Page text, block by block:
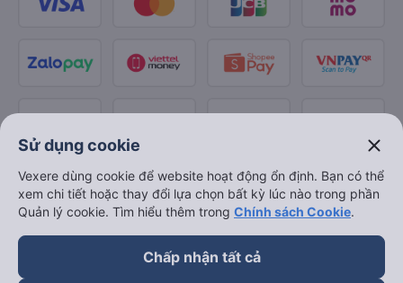
Sử dụng cookie close
Vexere dùng cookie để website hoạt động ổn định. Bạn có thể
xem chi tiết hoặc thay đổi lựa chọn bất kỳ lúc nào trong phần
Quản lý cookie. Tìm hiểu thêm trong Chính sách Cookie.
Chấp nhận tất cả